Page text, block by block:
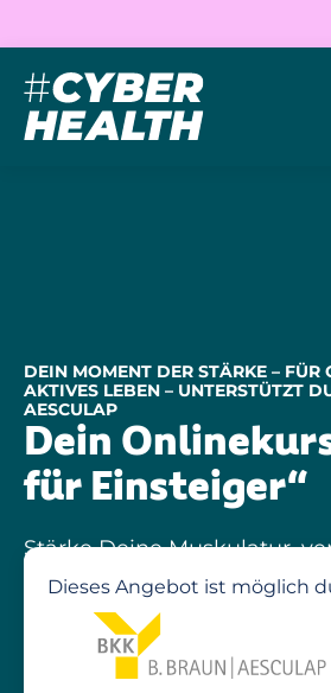
Dieses Angebot ist möglich
DEIN MOMENT DER STÄRKE – FÜR
AKTIVES LEBEN – UNTERSTÜTZT
AESCULAP
Dein
für Einsteiger“
Stärke Deine Muskulatur,
Beweglichkeit und
diesem zertifizierten
Ganzkörpertraining.
Trainingsroutine, die Dich